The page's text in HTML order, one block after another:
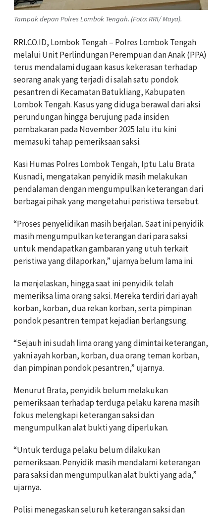
Tampak depan Polres Lombok Tengah. (Foto: RRI/ Maya).
RRI.CO.ID, Lombok Tengah – Polres Lombok Tengah
melalui Unit Perlindungan Perempuan dan Anak (PPA)
terus mendalami dugaan kasus kekerasan terhadap
seorang anak yang terjadi di salah satu pondok
pesantren di Kecamatan Batukliang, Kabupaten
Lombok Tengah. Kasus yang diduga berawal dari aksi
perundungan hingga berujung pada insiden
pembakaran pada November 2025 lalu itu kini
memasuki tahap pemeriksaan saksi.
Kasi Humas Polres Lombok Tengah, Iptu Lalu Brata
Kusnadi, mengatakan penyidik masih melakukan
pendalaman dengan mengumpulkan keterangan dari
berbagai pihak yang mengetahui peristiwa tersebut.
“Proses penyelidikan masih berjalan. Saat ini penyidik
masih mengumpulkan keterangan dari para saksi
untuk mendapatkan gambaran yang utuh terkait
peristiwa yang dilaporkan,” ujarnya belum lama ini.
Ia menjelaskan, hingga saat ini penyidik telah
memeriksa lima orang saksi. Mereka terdiri dari ayah
korban, korban, dua rekan korban, serta pimpinan
pondok pesantren tempat kejadian berlangsung.
“Sejauh ini sudah lima orang yang dimintai keterangan,
yakni ayah korban, korban, dua orang teman korban,
dan pimpinan pondok pesantren,” ujarnya.
Menurut Brata, penyidik belum melakukan
pemeriksaan terhadap terduga pelaku karena masih
fokus melengkapi keterangan saksi dan
mengumpulkan alat bukti yang diperlukan.
“Untuk terduga pelaku belum dilakukan
pemeriksaan. Penyidik masih mendalami keterangan
para saksi dan mengumpulkan alat bukti yang ada,”
ujarnya.
Polisi menegaskan seluruh keterangan saksi dan